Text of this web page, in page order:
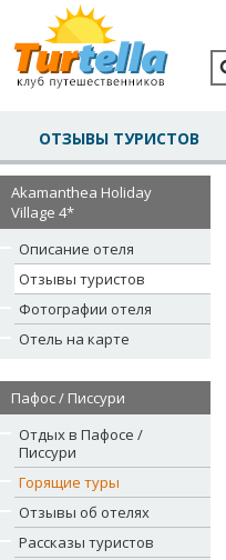
ОТЗЫВЫ ТУРИСТОВ
Akamanthea Holiday
Village 4*
Описание отеля
Отзывы туристов
Фотографии отеля
Отель на карте
Пафос / Писсури
Отдых в Пафосе /
Писсури
Горящие туры
Отзывы об отелях
Рассказы туристов